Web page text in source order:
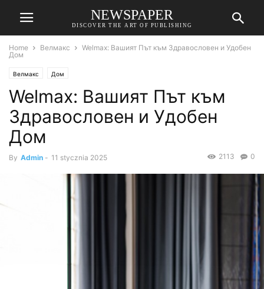
NEWSPAPER
DISCOVER THE ART OF PUBLISHING
Home Велмакс
Welmax: Вашият Път към Здравословен и Удобен
Дом
Велмакс Дом
Welmax: Вашият Път към
Здравословен и Удобен
Дом
By Admin - 11 stycznia 2025 0
2113